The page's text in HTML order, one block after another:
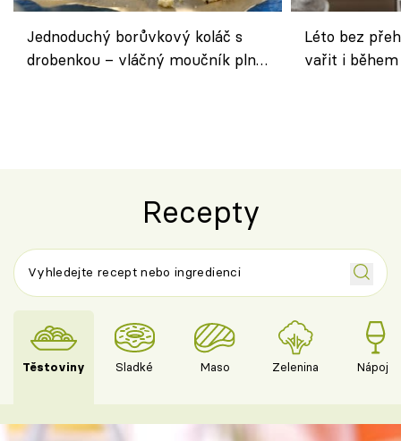
Jednoduchý borůvkový koláč s
drobenkou – vláčný moučník plný
Léto bez
vařit i
Recepty
Těstoviny Sladké Maso Zelenina Nápoje